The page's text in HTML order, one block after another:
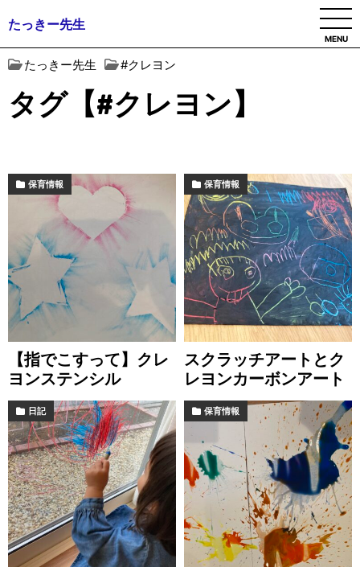
たっきー先生
MENU
たっきー先生 #クレヨン
タグ【#クレヨン】
保育情報
【指でこすって】クレ
ヨンステンシル
保育情報
スクラッチアートとク
レヨンカーボンアート
日記 保育情報